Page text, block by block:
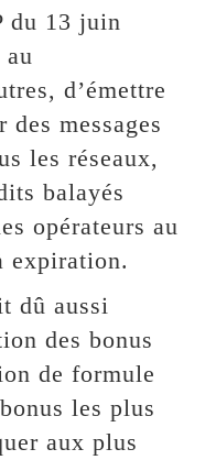
du 13 juin
d’émettre
des messages
les réseaux,
balayés
opérateurs au
expiration.
dû aussi
des bonus
de formule
les plus
aux plus